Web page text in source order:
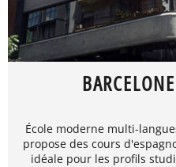
École moderne multi-
propose des cours
idéale pour les profils